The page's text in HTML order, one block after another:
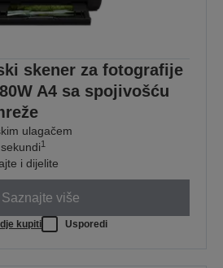
skener za fotografije
A4 sa spojivošću
ulagačem
1
i dijelite
Saznajte više
kupiti Usporedi